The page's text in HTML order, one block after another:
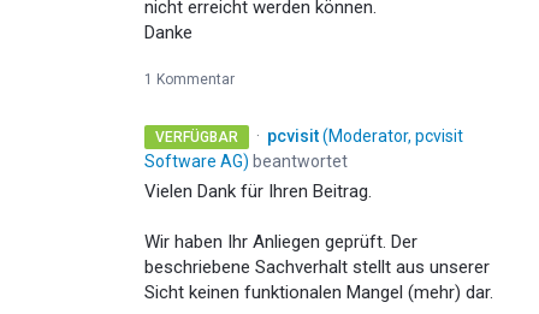
nicht erreicht werden können.
Danke
1 Kommentar
VERFÜGBAR · pcvisit(Moderator, pcvisit
Software AG) beantwortet
Vielen Dank für Ihren Beitrag.
Wir haben Ihr Anliegen geprüft. Der
beschriebene Sachverhalt stellt aus unserer
Sicht keinen funktionalen Mangel (mehr) dar.